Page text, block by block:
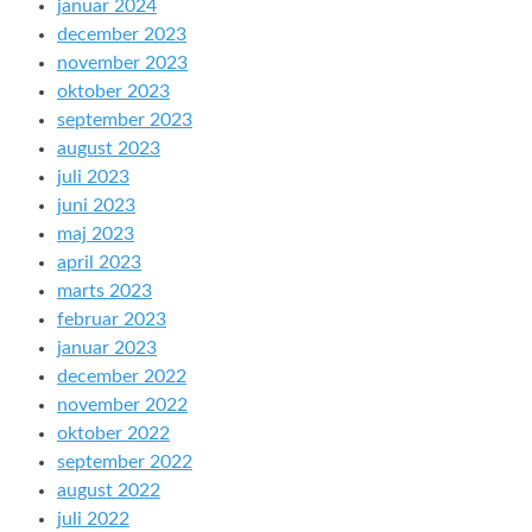
januar 2024
december 2023
november 2023
oktober 2023
september 2023
august 2023
juli 2023
juni 2023
maj 2023
april 2023
marts 2023
februar 2023
januar 2023
december 2022
november 2022
oktober 2022
september 2022
august 2022
juli 2022